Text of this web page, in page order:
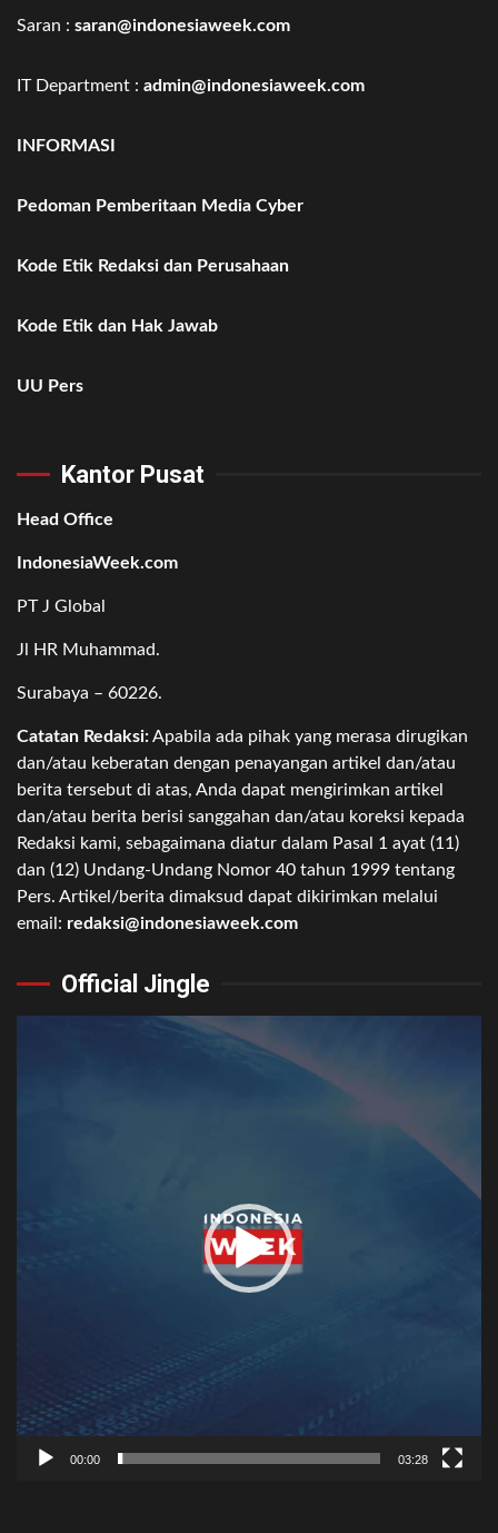
Saran : saran@indonesiaweek.com
IT Department : admin@indonesiaweek.com
INFORMASI
Pedoman Pemberitaan Media Cyber
Kode Etik Redaksi dan Perusahaan
Kode Etik dan Hak Jawab
UU Pers
Kantor Pusat
Head Office
IndonesiaWeek.com
PT J Global
Jl HR Muhammad.
Surabaya – 60226.
Catatan Redaksi:Apabila ada pihak yang merasa dirugikan
dan/atau keberatan dengan penayangan artikel dan/atau
berita tersebut di atas, Anda dapat mengirimkan artikel
dan/atau berita berisi sanggahan dan/atau koreksi kepada
Redaksi kami, sebagaimana diatur dalam Pasal 1 ayat (11)
dan (12) Undang-Undang Nomor 40 tahun 1999 tentang
Pers. Artikel/berita dimaksud dapat dikirimkan melalui
email: redaksi@indonesiaweek.com
Official Jingle
00:00 03:28